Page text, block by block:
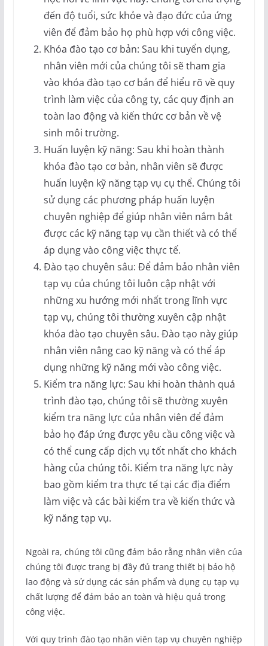
đến độ tuổi, sức khỏe và đạo đức của ứng
viên để đảm bảo họ phù hợp với công việc.
Khóa đào tạo cơ bản: Sau khi tuyển dụng,
nhân viên mới của chúng tôi sẽ tham gia
vào khóa đào tạo cơ bản để hiểu rõ về quy
trình làm việc của công ty, các quy định an
toàn lao động và kiến thức cơ bản về vệ
sinh môi trường.
Huấn luyện kỹ năng: Sau khi hoàn thành
khóa đào tạo cơ bản, nhân viên sẽ được
huấn luyện kỹ năng tạp vụ cụ thể. Chúng tôi
sử dụng các phương pháp huấn luyện
chuyên nghiệp để giúp nhân viên nắm bắt
được các kỹ năng tạp vụ cần thiết và có thể
áp dụng vào công việc thực tế.
Đào tạo chuyên sâu: Để đảm bảo nhân viên
tạp vụ của chúng tôi luôn cập nhật với
những xu hướng mới nhất trong lĩnh vực
tạp vụ, chúng tôi thường xuyên cập nhật
khóa đào tạo chuyên sâu. Đào tạo này giúp
nhân viên nâng cao kỹ năng và có thể áp
dụng những kỹ năng mới vào công việc.
Kiểm tra năng lực: Sau khi hoàn thành quá
trình đào tạo, chúng tôi sẽ thường xuyên
kiểm tra năng lực của nhân viên để đảm
bảo họ đáp ứng được yêu cầu công việc và
có thể cung cấp dịch vụ tốt nhất cho khách
hàng của chúng tôi. Kiểm tra năng lực này
bao gồm kiểm tra thực tế tại các địa điểm
làm việc và các bài kiểm tra về kiến thức và
kỹ năng tạp vụ.
Ngoài ra, chúng tôi cũng đảm bảo rằng nhân viên của
chúng tôi được trang bị đầy đủ trang thiết bị bảo hộ
lao động và sử dụng các sản phẩm và dụng cụ tạp vụ
chất lượng để đảm bảo an toàn và hiệu quả trong
công việc.
Với quy trình đào tạo nhân viên tạp vụ chuyên nghiệp